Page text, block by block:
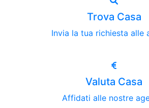
Trova Casa
Invia la tua richiesta alle
Valuta Casa
Affidati alle nostre